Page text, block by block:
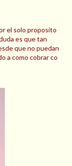
el solo proposito
es que tan
que no puedan
a como cobrar co